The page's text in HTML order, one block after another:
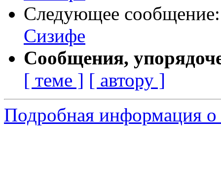
Следующее
Сизифе
Сообщения,
[ теме ] [ автору ]
Подробная информация о